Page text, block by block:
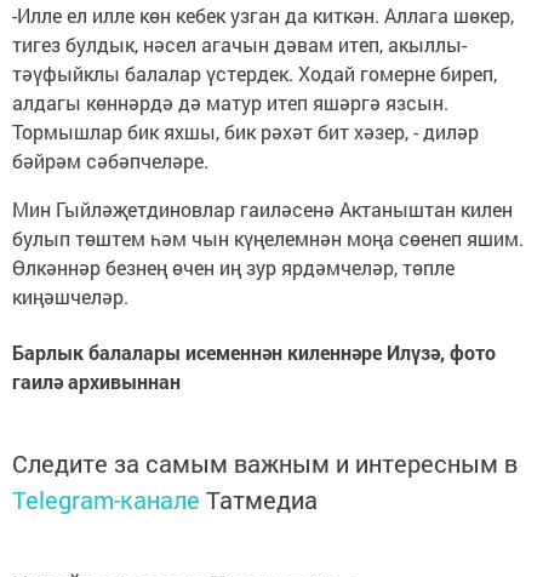
-Илле ел илле көн кебек узган да киткән. Аллага шөкер,
тигез булдык, нәсел агачын дәвам итеп, акыллы-
тәүфыйклы балалар үстердек. Ходай гомерне биреп,
алдагы көннәрдә дә матур итеп яшәргә язсын.
Тормышлар бик яхшы, бик рәхәт бит хәзер, - диләр
бәйрәм сәбәпчеләре.
Мин Гыйләҗетдиновлар гаиләсенә Актаныштан килен
булып төштем һәм чын күңелемнән моңа сөенеп яшим.
Өлкәннәр безнең өчен иң зур ярдәмчеләр, төпле
киңәшчеләр.
Барлык балалары исеменнән киленнәре Илүзә, фото
гаилә архивыннан
Следите за самым важным и интересным в
Telegram-канале Татмедиа